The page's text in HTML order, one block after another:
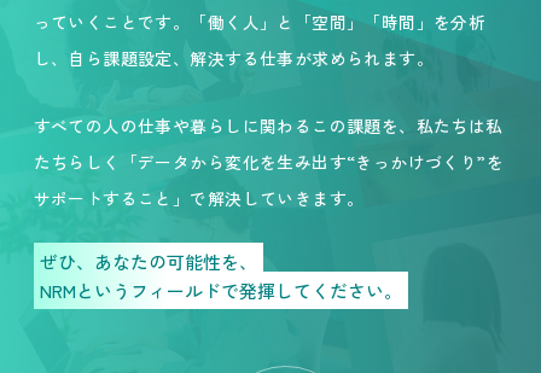
っていくことです。「働く人」と「空間」「時間」を分析
し、自ら課題設定、解決する仕事が求められます。
すべての人の仕事や暮らしに関わるこの課題を、私たちは私
たちらしく「データから変化を生み出す“きっかけづくり”を
サポートすること」で解決していきます。
ぜひ、あなたの可能性を、
NRMというフィールドで発揮してください。